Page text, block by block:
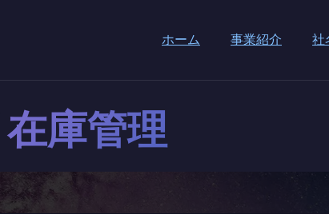
ホーム 事業紹介 社
在庫管理